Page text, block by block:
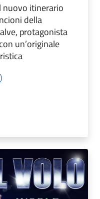
nuovo itinerario
della
protagonista
un’originale